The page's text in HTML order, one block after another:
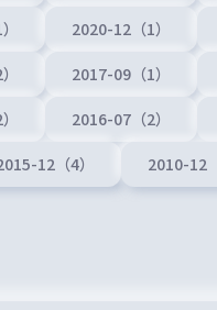
2020-12（1）
2017-09（1）
2016-07（2）
12（4） 2010-12